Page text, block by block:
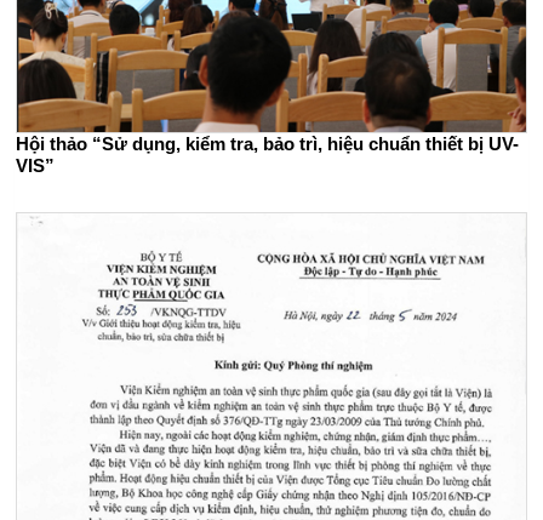
Hội thảo “Sử dụng, kiểm tra, bảo trì, hiệu chuẩn thiết bị UV-
VIS”